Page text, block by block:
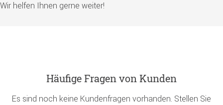
Wir helfen Ihnen gerne weiter!
Häufige Fragen von Kunden
Es sind noch keine Kundenfragen vorhanden. Stellen Sie